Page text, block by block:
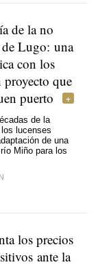
de la no
Lugo: una
con los
que
puerto
de la
lucenses
de una
Miño para los
los precios
ante la